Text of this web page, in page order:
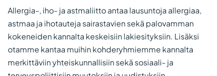
Allergia-, iho- ja astmaliitto antaa lausuntoja allergiaa,
astmaa ja ihotauteja sairastavien sekä palovamman
kokeneiden kannalta keskeisiin lakiesityksiin. Lisäksi
otamme kantaa muihin kohderyhmiemme kannalta
merkittäviin yhteiskunnallisiin sekä sosiaali- ja